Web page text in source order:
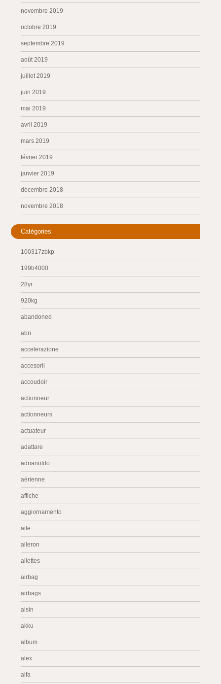
novembre 2019
octobre 2019
septembre 2019
août 2019
juillet 2019
juin 2019
mai 2019
avril 2019
mars 2019
février 2019
janvier 2019
décembre 2018
novembre 2018
Catégories
100317zbkp
199b4000
28yr
920kg
abandoned
abri
accelerazione
accesorii
accoudoir
actionneur
actionneurs
actuateur
adattare
adrianoldo
aérienne
affiche
aggiornamento
aile
aileron
ailettes
airbag
airbags
aisin
akku
album
alex
alfa